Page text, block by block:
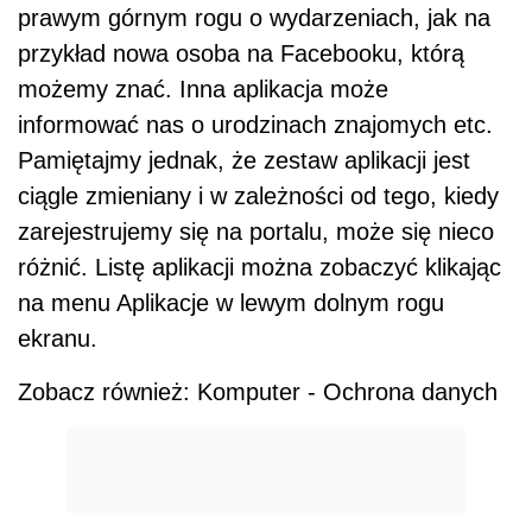
prawym górnym rogu o wydarzeniach, jak na
przykład nowa osoba na Facebooku, którą
możemy znać. Inna aplikacja może
informować nas o urodzinach znajomych etc.
Pamiętajmy jednak, że zestaw aplikacji jest
ciągle zmieniany i w zależności od tego, kiedy
zarejestrujemy się na portalu, może się nieco
różnić. Listę aplikacji można zobaczyć klikając
na menu Aplikacje w lewym dolnym rogu
ekranu.
Zobacz również: Komputer - Ochrona danych